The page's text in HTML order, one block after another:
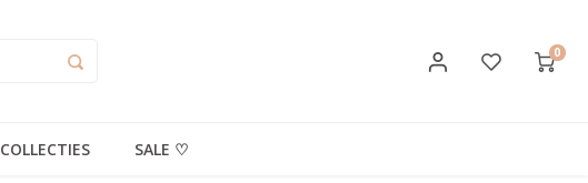
0
COLLECTIES SALE ♡